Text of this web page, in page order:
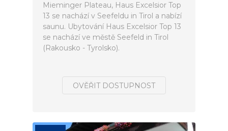
Mieminger Plateau, Haus Excelsior Top
13 se nachází v Seefeldu in Tirol a nabízí
saunu. Ubytování Haus Excelsior Top 13
se nachází ve městě Seefeld in Tirol
(Rakousko - Tyrolsko).
OVĚŘIT DOSTUPNOST